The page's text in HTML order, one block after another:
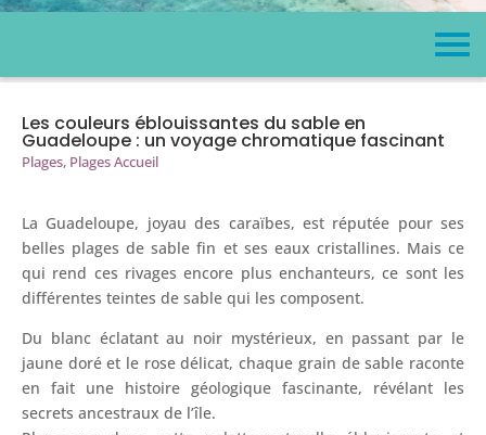
Les couleurs éblouissantes du sable en
Guadeloupe : un voyage chromatique fascinant
Plages, Plages Accueil
La Guadeloupe, joyau des caraïbes, est réputée pour ses
belles plages de sable fin et ses eaux cristallines. Mais ce
qui rend ces rivages encore plus enchanteurs, ce sont les
différentes teintes de sable qui les composent.
Du blanc éclatant au noir mystérieux, en passant par le
jaune doré et le rose délicat, chaque grain de sable raconte
en fait une histoire géologique fascinante, révélant les
secrets ancestraux de l’île.